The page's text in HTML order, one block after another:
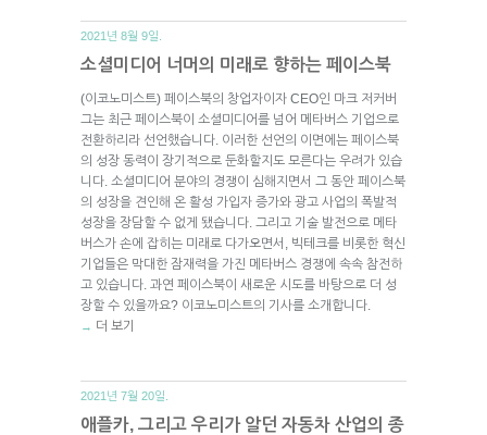
2021년 8월 9일.
소셜미디어 너머의 미래로 향하는 페이스북
(이코노미스트) 페이스북의 창업자이자 CEO인 마크 저커버
그는 최근 페이스북이 소셜미디어를 넘어 메타버스 기업으로
전환하리라 선언했습니다. 이러한 선언의 이면에는 페이스북
의 성장 동력이 장기적으로 둔화할지도 모른다는 우려가 있습
니다. 소셜미디어 분야의 경쟁이 심해지면서 그 동안 페이스북
의 성장을 견인해 온 활성 가입자 증가와 광고 사업의 폭발적
성장을 장담할 수 없게 됐습니다. 그리고 기술 발전으로 메타
버스가 손에 잡히는 미래로 다가오면서, 빅테크를 비롯한 혁신
기업들은 막대한 잠재력을 가진 메타버스 경쟁에 속속 참전하
고 있습니다. 과연 페이스북이 새로운 시도를 바탕으로 더 성
장할 수 있을까요? 이코노미스트의 기사를 소개합니다.
→ 더 보기
2021년 7월 20일.
애플카, 그리고 우리가 알던 자동차 산업의 종